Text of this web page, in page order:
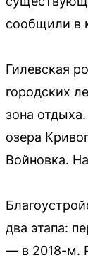
сообщили в
Гилевская
городских
зона
озера
Войновка.
два этапа:
— в 2018-м.